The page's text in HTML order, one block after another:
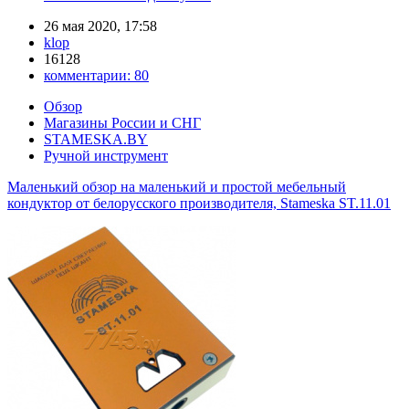
26 мая 2020, 17:58
klop
16128
комментарии: 80
Обзор
Магазины России и СНГ
STAMESKA.BY
Ручной инструмент
Маленький обзор на маленький и простой мебельный
кондуктор от белорусского производителя, Stameska ST.11.01